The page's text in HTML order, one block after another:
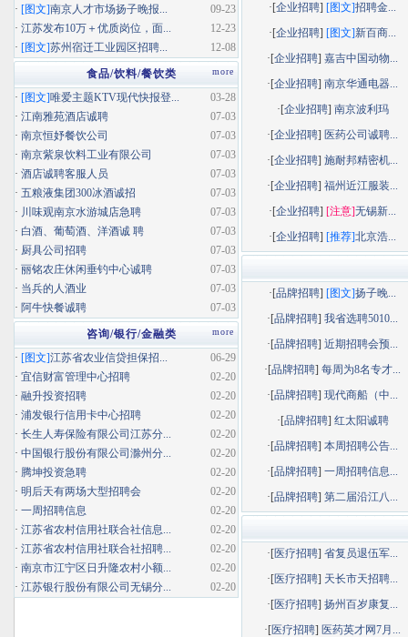
·[企业招聘] [图文]招聘金...
·[企业招聘] [图文]新百商...
·[企业招聘]嘉吉中国动物...
·[企业招聘]南京华通电器...
·[企业招聘] 南京波利玛
·[企业招聘] 医药公司诚聘...
·[企业招聘]施耐邦精密机...
·[企业招聘]福州近江服装...
·[企业招聘] [注意]无锡新...
·[企业招聘] [推荐]北京浩...
·[品牌招聘] [图文]扬子晚...
·[品牌招聘]我省选聘5010...
·[品牌招聘]近期招聘会预...
·[品牌招聘]每周为8名专才...
·[品牌招聘]现代商船（中...
·[品牌招聘] 红太阳诚聘
·[品牌招聘]本周招聘公告...
·[品牌招聘]一周招聘信息...
·[品牌招聘]第二届沿江八...
·[医疗招聘]省复员退伍军...
·[医疗招聘] 天长市天招聘...
·[医疗招聘]扬州百岁康复...
·[医疗招聘] 医药英才网7月...
09-23
· [图文]南京人才市场扬子晚报...
12-23
· 江苏发布10万＋优质岗位，面...
12-08
· [图文]苏州宿迁工业园区招聘...
more
食品/饮料/餐饮类
03-28
· [图文]唯爱主题KTV现代快报登...
07-03
· 江南雅苑酒店诚聘
07-03
· 南京恒妤餐饮公司
07-03
· 南京紫泉饮料工业有限公司
07-03
· 酒店诚聘客服人员
07-03
· 五粮液集团300冰酒诚招
07-03
· 川味观南京水游城店急聘
07-03
· 白酒、葡萄酒、洋酒诚 聘
07-03
· 厨具公司招聘
07-03
· 丽铭农庄休闲垂钓中心诚聘
07-03
· 当兵的人酒业
07-03
· 阿牛快餐诚聘
more
咨询/银行/金融类
06-29
· [图文]江苏省农业信贷担保招...
02-20
· 宜信财富管理中心招聘
02-20
· 融升投资招聘
02-20
· 浦发银行信用卡中心招聘
02-20
· 长生人寿保险有限公司江苏分...
02-20
· 中国银行股份有限公司滁州分...
02-20
· 腾坤投资急聘
02-20
· 明后天有两场大型招聘会
02-20
· 一周招聘信息
02-20
· 江苏省农村信用社联合社信息...
02-20
· 江苏省农村信用社联合社招聘...
02-20
· 南京市江宁区日升隆农村小额...
02-20
· 江苏银行股份有限公司无锡分...